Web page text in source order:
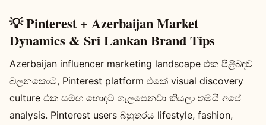
💡 Pinterest + Azerbaijan Market
Dynamics & Sri Lankan Brand Tips
Azerbaijan influencer marketing landscape එක පිළිබඳව
බලනකොට, Pinterest platform එකේ visual discovery
culture එක සමඟ හොඳට ගැලපෙනවා කියලා තමයි අපේ
analysis. Pinterest users බහුතරය lifestyle, fashion,